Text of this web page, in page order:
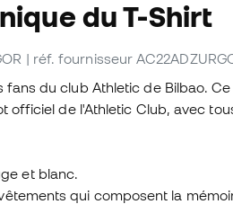
du T-Shirt
| réf. fournisseur
fans du club Athletic de Bilbao.
officiel de l'Athletic Club, avec
et blanc.
qui composent la